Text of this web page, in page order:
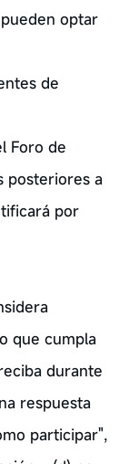
optar
de
Foro de
posteriores a
por
que cumpla
durante
respuesta
participar",